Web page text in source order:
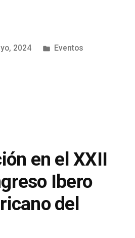
2024
Eventos
en el XXII
Ibero
del